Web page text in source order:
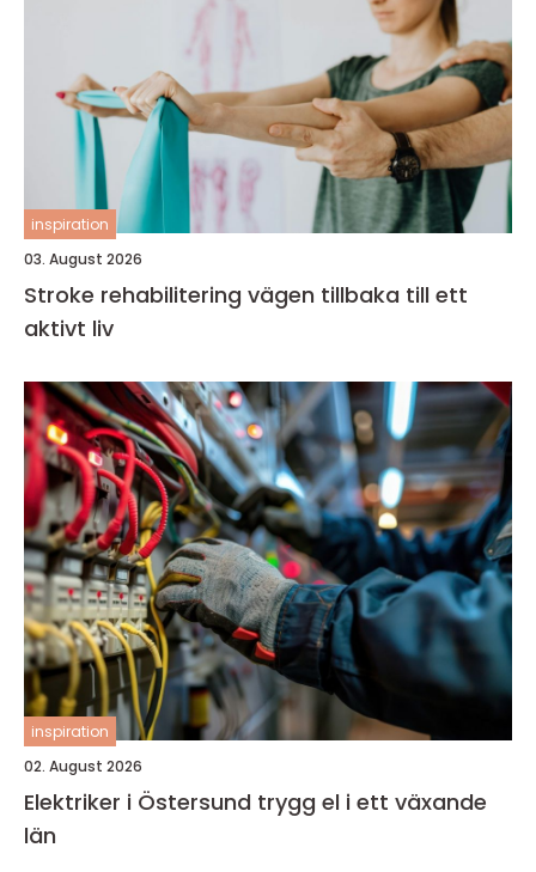
inspiration
03. August 2026
Stroke rehabilitering vägen tillbaka till ett
aktivt liv
inspiration
02. August 2026
Elektriker i Östersund trygg el i ett växande
län